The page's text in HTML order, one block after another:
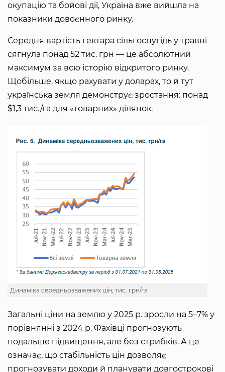
окупацію та бойові дії, Україна вже вийшла на
показники довоєнного ринку.
Середня вартість гектара сільгоспугідь у травні
сягнула понад 52 тис. грн — це абсолютний
максимум за всю історію відкритого ринку.
Щобільше, якщо рахувати у доларах, то й тут
українська земля демонструє зростання: понад
$1,3 тис./га для «товарних» ділянок.
Динаміка середньозважених цін, тис. грн/га
Загальні ціни на землю у 2025 р. зросли на 5–7% у
порівнянні з 2024 р. Фахівці прогнозують
подальше підвищення, але без стрибків. А це
означає, що стабільність цін дозволяє
прогнозувати доходи й планувати довгострокові